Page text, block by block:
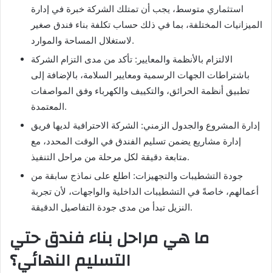
استثماري متوسط، يجب أن تمتلك الشركة خبرة في إدارة
الميزانيات المختلفة، بما في ذلك حساب تكلفة بناء فندق صغير
لاستغلال المساحة والموارد.
الالتزام بالأنظمة والمعايير: تأكد من مدى التزام الشركة
باشتراطات الجهات الرسمية ومعايير السلامة، بالإضافة إلى
تطبيق أنظمة الحرائق، والتكييف والكهرباء وفق المواصفات
المعتمدة.
إدارة المشروع والجدول الزمني: الشركة الاحترافية لديها فريق
إدارة مشاريع يضمن تسليم الفندق في الوقت المحدد، مع
متابعة دقيقة لكل مرحلة من مراحل التنفيذ.
جودة التشطيبات والتجهيزات: اطلع على نماذج سابقة من
أعمالهم، خاصةً في التشطيبات الداخلية والواجهات، لأن تجربة
النزيل تبدأ من مدى جودة التفاصيل الدقيقة.
ما هي مراحل بناء فندق حتي
التسليم النهائي؟